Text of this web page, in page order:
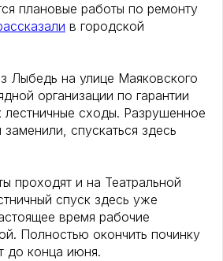
плановые работы по ремонту
в городской
Лыбедь на улице Маяковского
организации по гарантии
лестничные сходы. Разрушенное
спускаться здесь
проходят и на Театральной
спуск здесь уже
время рабочие
Полностью окончить починку
до конца июня.